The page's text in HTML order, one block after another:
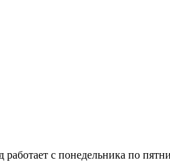
с понедельника по